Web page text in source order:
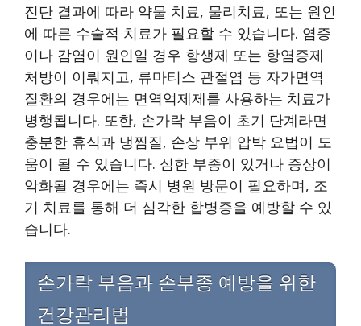
진단 결과에 따라 약물 치료, 물리치료, 또는 원인
에 따른 수술적 치료가 필요할 수 있습니다. 염증
이나 감염이 원인일 경우 항생제 또는 항염증제
처방이 이뤄지고, 류마티스 관절염 등 자가면역
질환의 경우에는 면역억제제를 사용하는 치료가
병행됩니다. 또한, 손가락 부음이 초기 단계라면
충분한 휴식과 냉찜질, 손상 부위 압박 요법이 도
움이 될 수 있습니다. 심한 부종이 있거나 증상이
악화될 경우에는 즉시 병원 방문이 필요하며, 조
기 치료를 통해 더 심각한 합병증을 예방할 수 있
습니다.
손가락 부음과 손부종 예방을 위한
건강관리법